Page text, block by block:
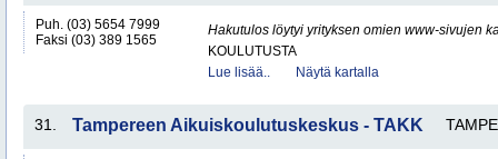
Puh. (03) 5654 7999
Faksi (03) 389 1565
Hakutulos löytyi yrityksen omien www-sivujen
KOULUTUSTA
Lue lisää..
Näytä kartalla
31. Tampereen Aikuiskoulutuskeskus - TAKK